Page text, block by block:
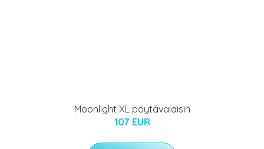
Moonlight XL pöytävalaisin
107 EUR